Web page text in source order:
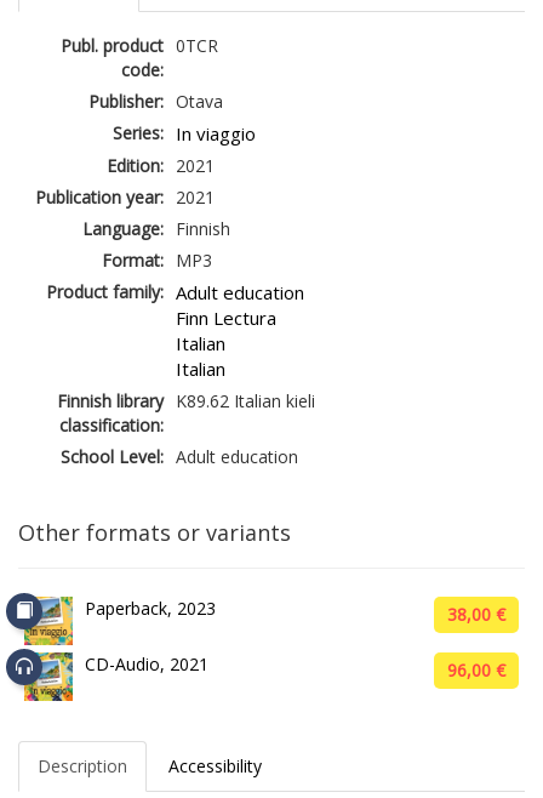
Publ. product
code:
0TCR
Publisher: Otava
Series: In viaggio
Edition: 2021
Publication year: 2021
Language: Finnish
Format: MP3
Product family: Adult education
Finn Lectura
Italian
Italian
Finnish library
classification:
K89.62 Italian kieli
School Level: Adult education
Other formats or variants
Paperback, 2023 38,00 €
CD-Audio, 2021 96,00 €
Description Accessibility